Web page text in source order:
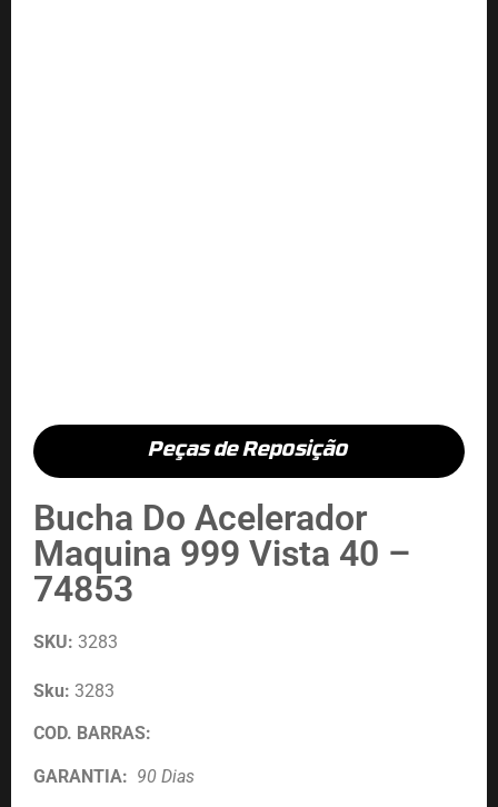
Peças de Reposição
Bucha Do Acelerador
Maquina 999 Vista 40 –
74853
SKU: 3283
Sku: 3283
COD. BARRAS:
GARANTIA: 90 Dias